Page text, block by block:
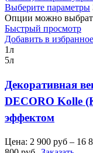
Выберите параметры
Опции можно
Быстрый просмотр
Добавить в избранное
1л
5л
Декоративная
DECORO Kolle
эффектом
Цена: 2 900 руб – 16